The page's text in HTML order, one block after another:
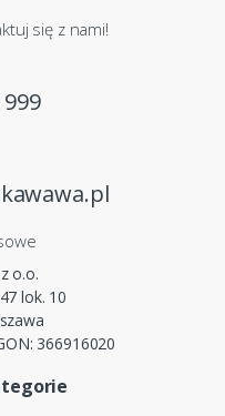
się z nami!
o.o.
lok. 10
366916020